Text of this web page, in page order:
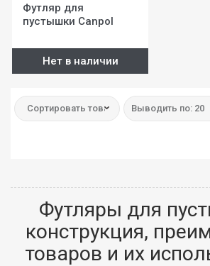
Футляр для
пустышки Canpol
Нет в наличии
Сортировать товар: Выводить по: 20
Футляры для
конструкция,
товаров и их